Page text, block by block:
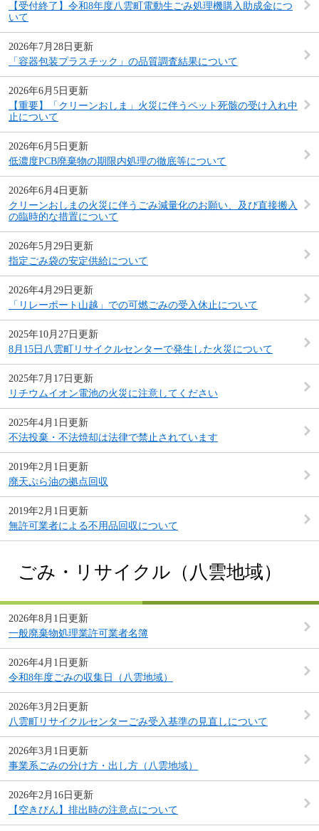
【受付終了】令和8年度八雲町電動生ごみ処理機購入助成金につ
いて
2026年7月28日更新
「容器包装プラスチック」の品質調査結果について
2026年6月5日更新
【重要】「クリーンおしま」火災に伴うペット死骸の受け入れ中
止について
2026年6月5日更新
低濃度PCB廃棄物の期限内処理の徹底等について
2026年6月4日更新
クリーンおしまの火災に伴うごみ減量化のお願い、及び直接搬入
の臨時的な措置について
2026年5月29日更新
指定ごみ袋の安定供給について
2026年4月29日更新
「リレーポート山越」での可燃ごみの受入休止について
2025年10月27日更新
8月15日八雲町リサイクルセンターで発生した火災について
2025年7月17日更新
リチウムイオン電池の火災に注意してください
2025年4月1日更新
不法投棄・不法焼却は法律で禁止されています
2019年2月1日更新
廃天ぷら油の拠点回収
2019年2月1日更新
無許可業者による不用品回収について
ごみ・リサイクル（八雲地域）
2026年8月1日更新
一般廃棄物処理業許可業者名簿
2026年4月1日更新
令和8年度ごみの収集日（八雲地域）
2026年3月2日更新
八雲町リサイクルセンターごみ受入基準の見直しについて
2026年3月1日更新
事業系ごみの分け方・出し方（八雲地域）
2026年2月16日更新
【空きびん】排出時の注意点について